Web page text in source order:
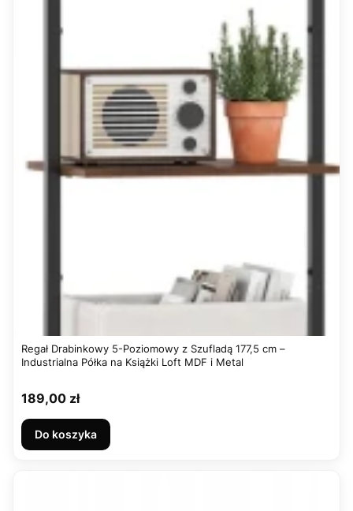
Regał Drabinkowy 5-Poziomowy z Szufladą 177,5 cm –
Industrialna Półka na Książki Loft MDF i Metal
Cena
189,00 zł
Do koszyka